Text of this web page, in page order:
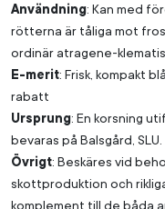
Användning: Kan med
rötterna är tåliga mot
ordinär atragene-
E-merit: Frisk, kompakt
rabatt
Ursprung: En korsning
bevaras på Balsgård, SLU.
Övrigt: Beskäres vid
skottproduktion och
komplement till de båda